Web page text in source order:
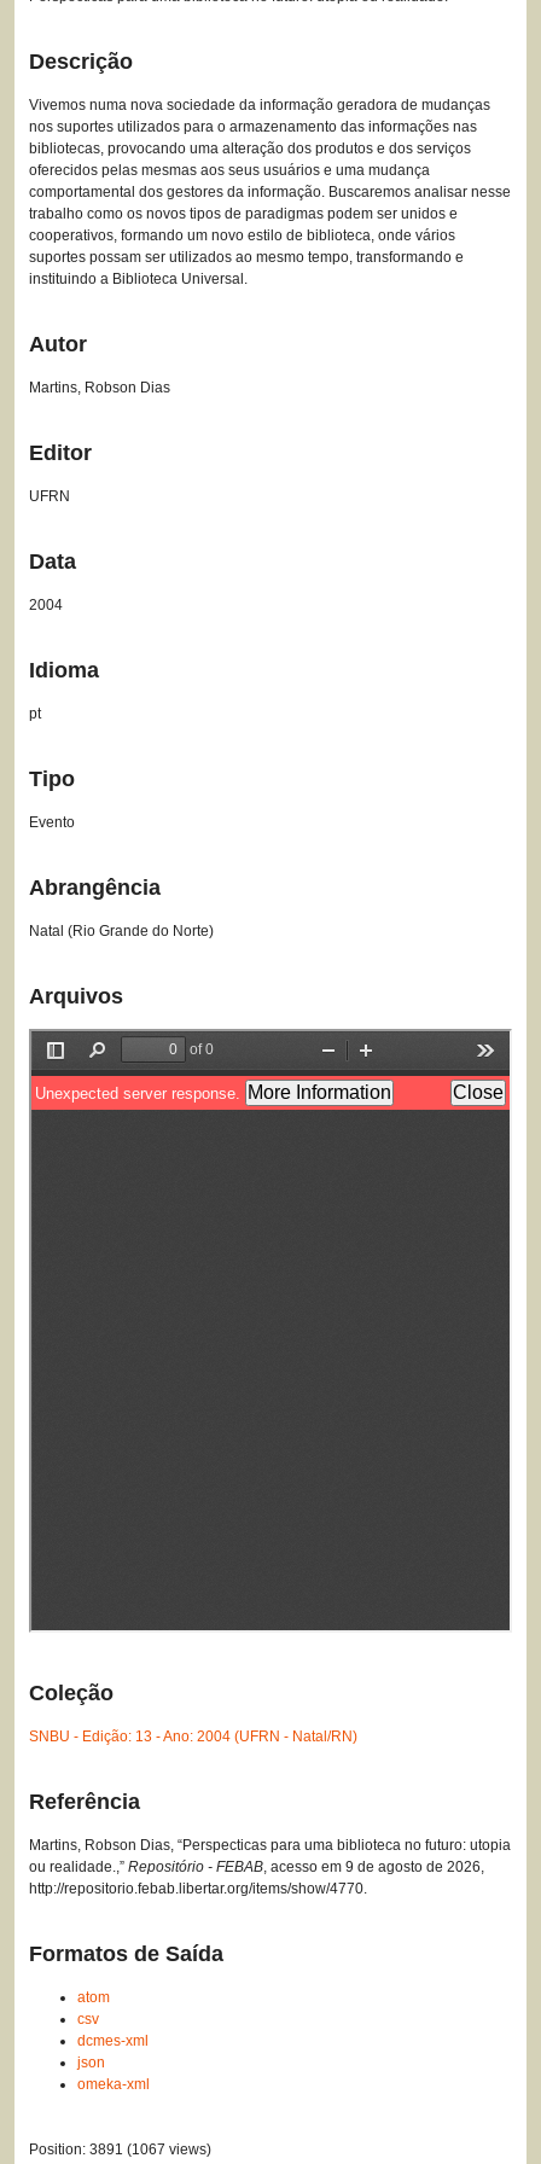
Descrição
Vivemos numa nova sociedade da informação geradora de mudanças
nos suportes utilizados para o armazenamento das informações nas
bibliotecas, provocando uma alteração dos produtos e dos serviços
oferecidos pelas mesmas aos seus usuários e uma mudança
comportamental dos gestores da informação. Buscaremos analisar nesse
trabalho como os novos tipos de paradigmas podem ser unidos e
cooperativos, formando um novo estilo de biblioteca, onde vários
suportes possam ser utilizados ao mesmo tempo, transformando e
instituindo a Biblioteca Universal.
Autor
Martins, Robson Dias
Editor
UFRN
Data
2004
Idioma
pt
Tipo
Evento
Abrangência
Natal (Rio Grande do Norte)
Arquivos
Coleção
SNBU - Edição: 13 - Ano: 2004 (UFRN - Natal/RN)
Referência
Martins, Robson Dias, “Perspecticas para uma biblioteca no futuro: utopia
ou realidade.,” Repositório - FEBAB, acesso em 9 de agosto de 2026,
http://repositorio.febab.libertar.org/items/show/4770.
Formatos de Saída
atom
csv
dcmes-xml
json
omeka-xml
Position: 3891 (1067 views)